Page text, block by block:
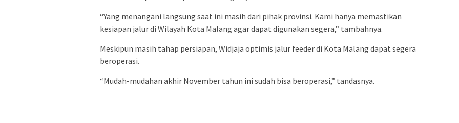
“Yang menangani langsung saat ini masih dari pihak provinsi. Kami hanya memastikan
kesiapan jalur di Wilayah Kota Malang agar dapat digunakan segera,” tambahnya.
Meskipun masih tahap persiapan, Widjaja optimis jalur feeder di Kota Malang dapat segera
beroperasi.
“Mudah-mudahan akhir November tahun ini sudah bisa beroperasi,” tandasnya.